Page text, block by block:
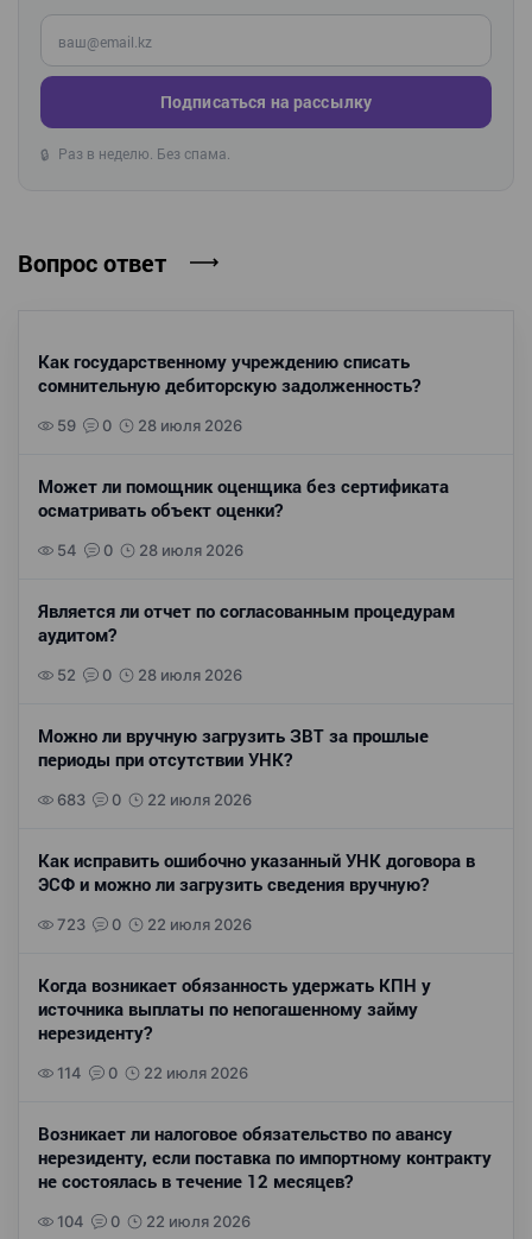
Введите ваш e-mail
Подписаться на рассылку
🔒 Раз в неделю. Без спама.
Вопрос ответ
Как государственному учреждению списать
сомнительную дебиторскую задолженность?
59 0 28 июля 2026
Может ли помощник оценщика без сертификата
осматривать объект оценки?
54 0 28 июля 2026
Является ли отчет по согласованным процедурам
аудитом?
52 0 28 июля 2026
Можно ли вручную загрузить ЗВТ за прошлые
периоды при отсутствии УНК?
683 0 22 июля 2026
Как исправить ошибочно указанный УНК договора в
ЭСФ и можно ли загрузить сведения вручную?
723 0 22 июля 2026
Когда возникает обязанность удержать КПН у
источника выплаты по непогашенному займу
нерезиденту?
114 0 22 июля 2026
Возникает ли налоговое обязательство по авансу
нерезиденту, если поставка по импортному контракту
не состоялась в течение 12 месяцев?
104 0 22 июля 2026